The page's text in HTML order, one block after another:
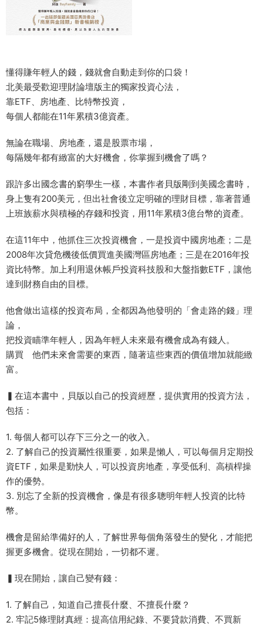
懂得賺年輕人的錢，錢就會自動走到你的口袋！
北美最受歡迎理財論壇版主的獨家投資心法，
靠ETF、房地產、比特幣投資，
每個人都能在11年累積3億資產。
無論在職場、房地產，還是股票市場，
每隔幾年都有緻富的大好機會，你掌握到機會了嗎？
跟許多出國念書的窮學生一樣，本書作者貝版剛到美國念書時，
身上隻有200美元，但出社會後立定明確的理財目標，靠著普通
上班族薪水與積極的存錢和投資，用11年累積3億台幣的資產。
在這11年中，他抓住三次投資機會，一是投資中國房地產；二是
2008年次貸危機後低價買進美國灣區房地產；三是在2016年投
資比特幣。加上利用退休帳戶投資科技股和大盤指數ETF，讓他
達到財務自由的目標。
他會做出這樣的投資布局，全都因為他發明的「會走路的錢」理
論，
把投資瞄準年輕人，因為年輕人未來最有機會成為有錢人。
購買 他們未來會需要的東西，隨著這些東西的價值增加就能緻
富。
▍在這本書中，貝版以自己的投資經歷，提供實用的投資方法，
包括：
1. 每個人都可以存下三分之一的收入。
2. 了解自己的投資屬性很重要，如果是懶人，可以每個月定期投
資ETF，如果是勤快人，可以投資房地產，享受低利、高槓桿操
作的優勢。
3. 別忘了全新的投資機會，像是有很多聰明年輕人投資的比特
幣。
機會是留給準備好的人，了解世界每個角落發生的變化，才能把
握更多機會。從現在開始，一切都不遲。
▍現在開始，讓自己變有錢：
1. 了解自己，知道自己擅長什麼、不擅長什麼？
2. 牢記5條理財真經：提高信用紀錄、不要貸款消費、不買新